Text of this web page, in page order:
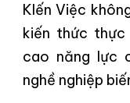
KIến Việc
kiến thức
cao năng lực
nghề nghiệp